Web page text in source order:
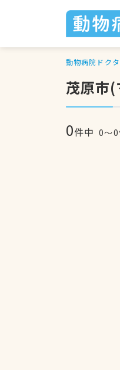
動物病院ドク
茂原市
0件中 0〜